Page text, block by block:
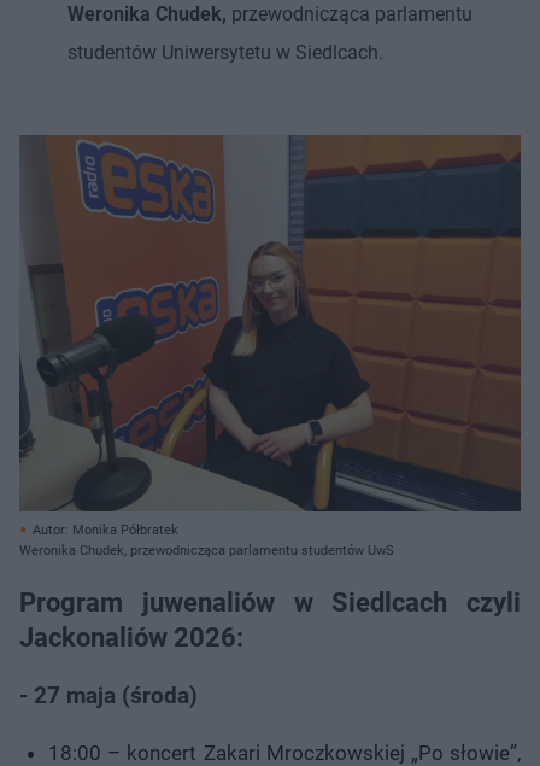
Weronika Chudek, przewodnicząca parlamentu
studentów Uniwersytetu w Siedlcach.
Autor: Monika Półbratek
Weronika Chudek, przewodnicząca parlamentu studentów UwS
Program juwenaliów w Siedlcach czyli
Jackonaliów 2026:
- 27 maja (środa)
18:00 – koncert Zakari Mroczkowskiej „Po słowie”,